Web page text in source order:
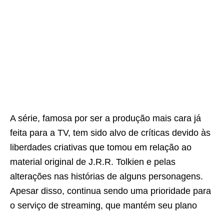
A série, famosa por ser a produção mais cara já
feita para a TV, tem sido alvo de críticas devido às
liberdades criativas que tomou em relação ao
material original de J.R.R. Tolkien e pelas
alterações nas histórias de alguns personagens.
Apesar disso, continua sendo uma prioridade para
o serviço de streaming, que mantém seu plano